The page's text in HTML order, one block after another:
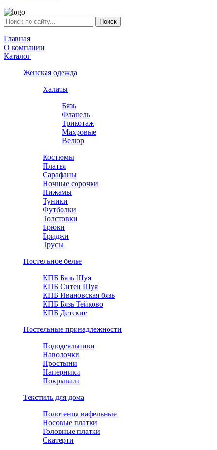
Главная
О компании
Каталог
Женская одежда
Халаты
Бязь
Фланель
Трикотаж
Махровые
Велюр
Костюмы
Платья
Сарафаны
Ночные сорочки
Пижамы
Туники
Футболки
Толстовки
Брюки
Бриджи
Трусы
Постельное белье
КПБ Бязь Шуя
КПБ Ситец Шуя
КПБ Ивановская бязь
КПБ Бязь Тейково
КПБ Детские
Постельные принадлежности
Пододеяльники
Наволочки
Простыни
Наперники
Покрывала
Текстиль для дома
Полотенца вафельные
Носовые платки
Головные платки
Скатерти